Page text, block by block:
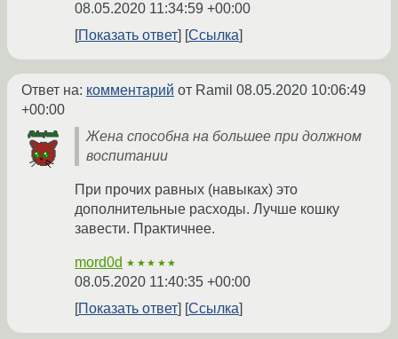
08.05.2020 11:34:59 +00:00
Показать ответ
Ссылка
Ответ на: комментарий от Ramil 08.05.2020 10:06:49
+00:00
Жена способна на большее при должном
воспитании
При прочих равных (навыках) это
дополнительные расходы. Лучше кошку
завести. Практичнее.
mord0d ★★★★★
08.05.2020 11:40:35 +00:00
Показать ответ
Ссылка